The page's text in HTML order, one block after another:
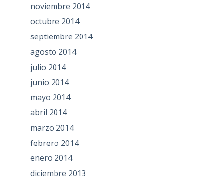
noviembre 2014
octubre 2014
septiembre 2014
agosto 2014
julio 2014
junio 2014
mayo 2014
abril 2014
marzo 2014
febrero 2014
enero 2014
diciembre 2013